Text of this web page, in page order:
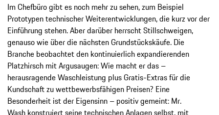
Im Chefbüro gibt es noch mehr zu sehen, zum Beispiel
Prototypen technischer Weiterentwicklungen, die kurz vor der
Einführung stehen. Aber darüber herrscht Stillschweigen,
genauso wie über die nächsten Grundstückskäufe. Die
Branche beobachtet den kontinuierlich expandierenden
Platzhirsch mit Argusaugen: Wie macht er das –
herausragende Waschleistung plus Gratis-Extras für die
Kundschaft zu wettbewerbsfähigen Preisen? Eine
Besonderheit ist der Eigensinn – positiv gemeint: Mr.
Wash konstruiert seine technischen Anlagen selbst, mit